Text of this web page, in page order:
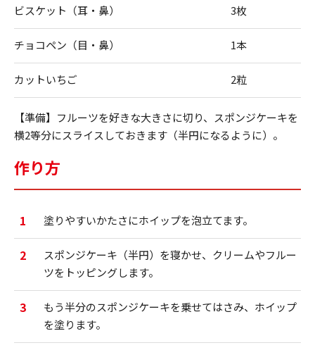
ビスケット（耳・鼻） 3枚
チョコペン（目・鼻） 1本
カットいちご 2粒
【準備】フルーツを好きな大きさに切り、スポンジケーキを
横2等分にスライスしておきます（半円になるように）。
作り方
1 塗りやすいかたさにホイップを泡立てます。
2
スポンジケーキ（半円）を寝かせ、クリームやフルー
ツをトッピングします。
3
もう半分のスポンジケーキを乗せてはさみ、ホイップ
を塗ります。